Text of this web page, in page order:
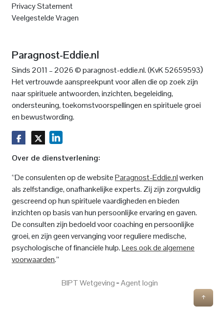
Privacy Statement
Veelgestelde Vragen
Paragnost-Eddie.nl
Sinds 2011 – 2026 © paragnost-eddie.nl. (KvK 52659593)
Het vertrouwde aanspreekpunt voor allen die op zoek zijn
naar spirituele antwoorden, inzichten, begeleiding,
ondersteuning, toekomstvoorspellingen en spirituele groei
en bewustwording.
Over de dienstverlening:
“De consulenten op de websiteParagnost-Eddie.nlwerken
als zelfstandige, onafhankelijke experts. Zij zijn zorgvuldig
gescreend op hun spirituele vaardigheden en bieden
inzichten op basis van hun persoonlijke ervaring en gaven.
De consulten zijn bedoeld voor coaching en persoonlijke
groei, en zijn geen vervanging voor reguliere medische,
psychologische of financiële hulp.Lees ook de algemene
voorwaarden.”
BIPT Wetgeving‐Agent login